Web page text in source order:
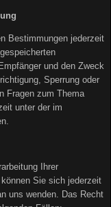
Bestimmungen jederzeit
und den Zweck
Sperrung oder
Fragen zum Thema
unter der im
Ihrer
Sie sich jederzeit
uns wenden. Das Recht